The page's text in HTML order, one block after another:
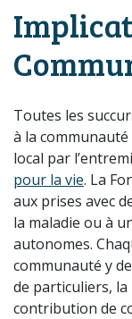
Toutes les
à la
local par
pour la vie. La
aux prises avec
la maladie ou à
autonomes.
communauté y
de particuliers,
contribution de